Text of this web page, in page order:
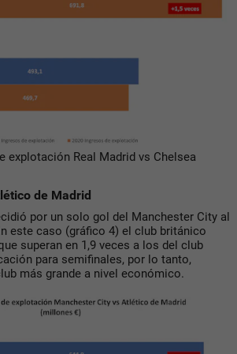
explotación Real Madrid vs Chelsea
de Madrid
por un solo gol del Manchester City al
este caso (gráfico 4) el club británico
superan en 1,9 veces a los del club
para semifinales, por lo tanto,
más grande a nivel económico.